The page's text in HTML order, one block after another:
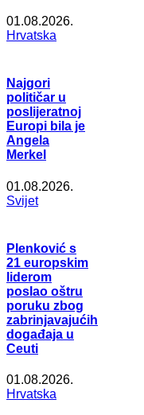
01.08.2026.
Hrvatska
Najgori
političar u
poslijeratnoj
Europi bila je
Angela
Merkel
01.08.2026.
Svijet
Plenković s
21 europskim
liderom
poslao oštru
poruku zbog
zabrinjavajućih
događaja u
Ceuti
01.08.2026.
Hrvatska